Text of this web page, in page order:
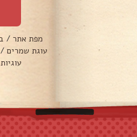
מפת אתר /
עוגת שמרים /